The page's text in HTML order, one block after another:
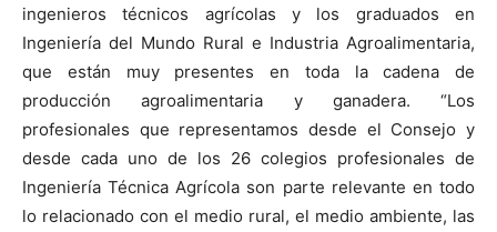
ingenieros técnicos agrícolas y los graduados en
Ingeniería del Mundo Rural e Industria Agroalimentaria,
que están muy presentes en toda la cadena de
producción agroalimentaria y ganadera. “Los
profesionales que representamos desde el Consejo y
desde cada uno de los 26 colegios profesionales de
Ingeniería Técnica Agrícola son parte relevante en todo
lo relacionado con el medio rural, el medio ambiente, las